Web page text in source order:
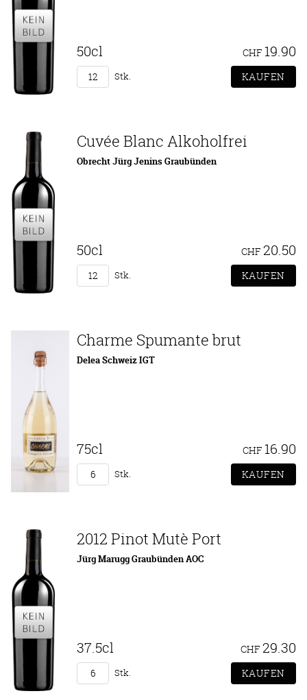
50cl CHF 19.90
Stk.
Cuvée Blanc Alkoholfrei
Obrecht Jürg Jenins Graubünden
50cl CHF 20.50
Stk.
Charme Spumante brut
Delea Schweiz IGT
75cl CHF 16.90
Stk.
2012 Pinot Mutè Port
Jürg Marugg Graubünden AOC
37.5cl CHF 29.30
Stk.